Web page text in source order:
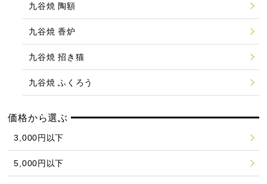
九谷焼 陶額
九谷焼 香炉
九谷焼 招き猫
九谷焼 ふくろう
価格から選ぶ
3,000円以下
5,000円以下